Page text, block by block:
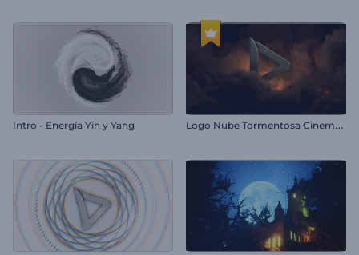
Intro - Energía Yin y Yang L
ogo Nube Tormentosa Cinematográfica